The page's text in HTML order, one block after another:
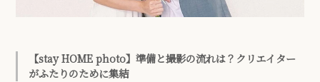
【stay HOME photo】準備と撮影の流れは？クリエイター
がふたりのために集結